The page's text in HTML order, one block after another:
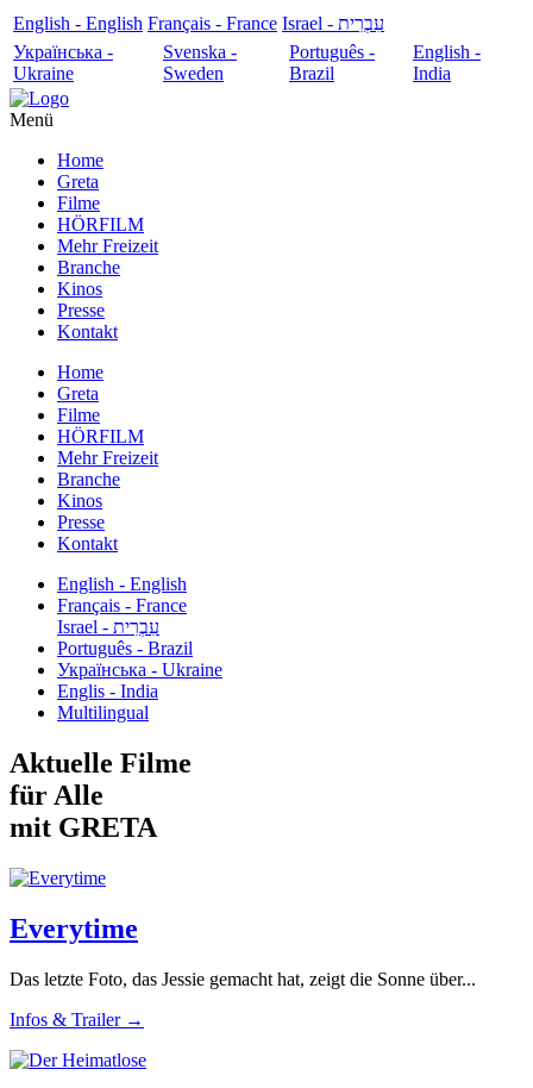
English - English Français - France
עִבְרִית - Israel
Українська -
Ukraine
Svenska -
Sweden
Português -
Brazil
English -
India
Menü
Home
Greta
Filme
HÖRFILM
Mehr Freizeit
Branche
Kinos
Presse
Kontakt
Home
Greta
Filme
HÖRFILM
Mehr Freizeit
Branche
Kinos
Presse
Kontakt
English - English
Français - France
עִבְרִית - Israel
Português - Brazil
Українська - Ukraine
Englis - India
Multilingual
Aktuelle Filme
für Alle
mit GRETA
Everytime
Das letzte Foto, das Jessie gemacht hat, zeigt die Sonne über...
Infos & Trailer →